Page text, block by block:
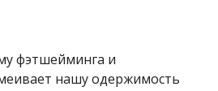
фэтшейминга и
нашу одержимость